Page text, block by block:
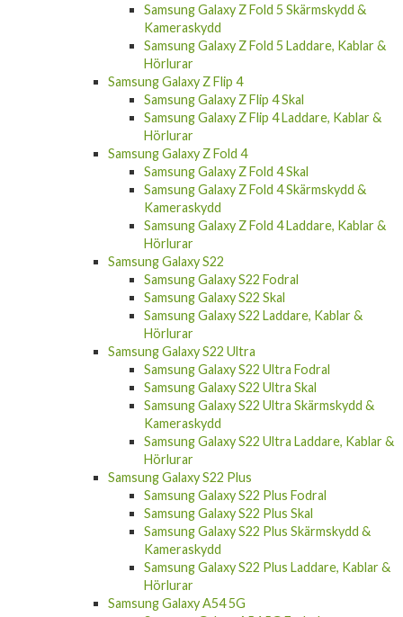
Samsung Galaxy Z Fold 5 Skärmskydd &
Kameraskydd
Samsung Galaxy Z Fold 5 Laddare, Kablar &
Hörlurar
Samsung Galaxy Z Flip 4
Samsung Galaxy Z Flip 4 Skal
Samsung Galaxy Z Flip 4 Laddare, Kablar &
Hörlurar
Samsung Galaxy Z Fold 4
Samsung Galaxy Z Fold 4 Skal
Samsung Galaxy Z Fold 4 Skärmskydd &
Kameraskydd
Samsung Galaxy Z Fold 4 Laddare, Kablar &
Hörlurar
Samsung Galaxy S22
Samsung Galaxy S22 Fodral
Samsung Galaxy S22 Skal
Samsung Galaxy S22 Laddare, Kablar &
Hörlurar
Samsung Galaxy S22 Ultra
Samsung Galaxy S22 Ultra Fodral
Samsung Galaxy S22 Ultra Skal
Samsung Galaxy S22 Ultra Skärmskydd &
Kameraskydd
Samsung Galaxy S22 Ultra Laddare, Kablar &
Hörlurar
Samsung Galaxy S22 Plus
Samsung Galaxy S22 Plus Fodral
Samsung Galaxy S22 Plus Skal
Samsung Galaxy S22 Plus Skärmskydd &
Kameraskydd
Samsung Galaxy S22 Plus Laddare, Kablar &
Hörlurar
Samsung Galaxy A54 5G